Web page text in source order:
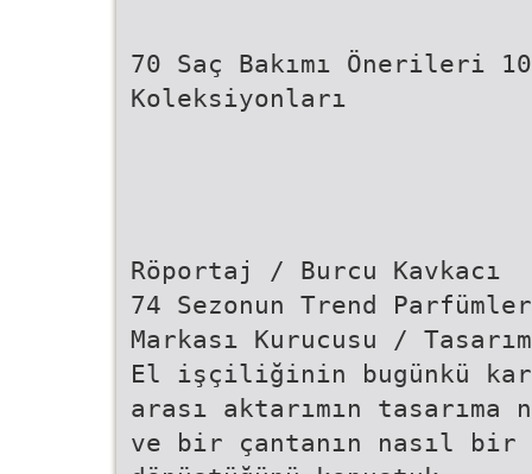
70 Saç Bakımı Önerileri
Koleksiyonları
Röportaj / Burcu Kavkacı
74 Sezonun Trend
Markası Kurucusu /
El işçiliğinin bugünkü
arası aktarımın
ve bir çantanın nasıl bir